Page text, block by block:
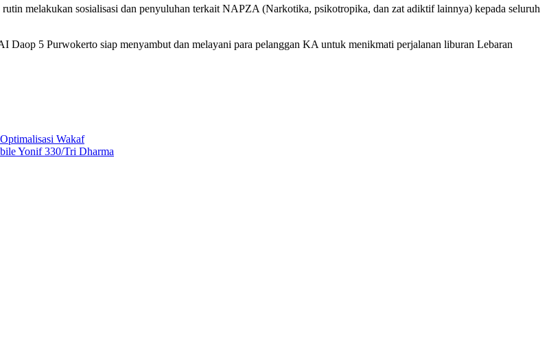
melakukan sosialisasi dan penyuluhan terkait NAPZA (Narkotika, psikotropika, dan zat adiktif lainnya) kepada seluruh
5 Purwokerto siap menyambut dan melayani para pelanggan KA untuk menikmati perjalanan liburan Lebaran
Wakaf
Yonif 330/Tri Dharma